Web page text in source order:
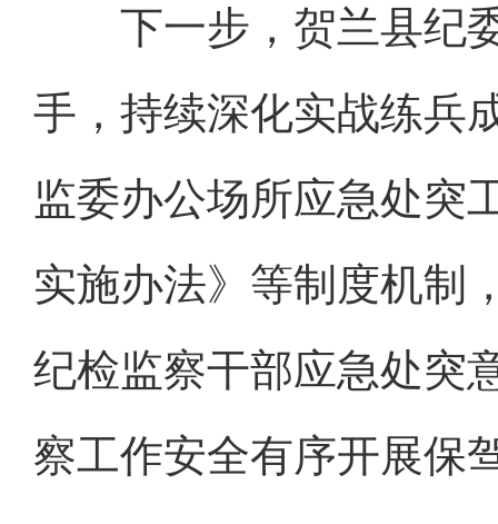
下一步，贺兰县纪委
手，持续深化实战练兵
监委办公场所应急处突
实施办法》等制度机制
纪检监察干部应急处突
察工作安全有序开展保